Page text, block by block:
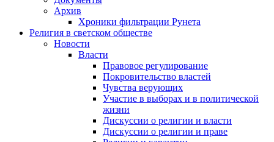
Архив
Хроники фильтрации Рунета
Религия в светском обществе
Новости
Власти
Правовое регулирование
Покровительство властей
Чувства верующих
Участие в выборах и в политической
жизни
Дискуссии о религии и власти
Дискуссии о религии и праве